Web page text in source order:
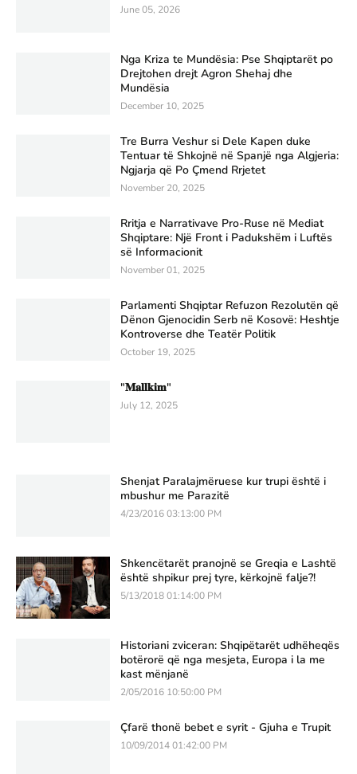
June 05, 2026
Nga Kriza te Mundësia: Pse Shqiptarët po
Drejtohen drejt Agron Shehaj dhe
Mundësia
December 10, 2025
Tre Burra Veshur si Dele Kapen duke
Tentuar të Shkojnë në Spanjë nga Algjeria:
Ngjarja që Po Çmend Rrjetet
November 20, 2025
Rritja e Narrativave Pro-Ruse në Mediat
Shqiptare: Një Front i Padukshëm i Luftës
së Informacionit
November 01, 2025
Parlamenti Shqiptar Refuzon Rezolutën që
Dënon Gjenocidin Serb në Kosovë: Heshtje
Kontroverse dhe Teatër Politik
October 19, 2025
"𝐌𝐚𝐥𝐥𝐤𝐢𝐦"
July 12, 2025
Shenjat Paralajmëruese kur trupi është i
mbushur me Parazitë
4/23/2016 03:13:00 PM
Shkencëtarët pranojnë se Greqia e Lashtë
është shpikur prej tyre, kërkojnë falje?!
5/13/2018 01:14:00 PM
Historiani zviceran: Shqipëtarët udhëheqës
botërorë që nga mesjeta, Europa i la me
kast mënjanë
2/05/2016 10:50:00 PM
Çfarë thonë bebet e syrit - Gjuha e Trupit
10/09/2014 01:42:00 PM